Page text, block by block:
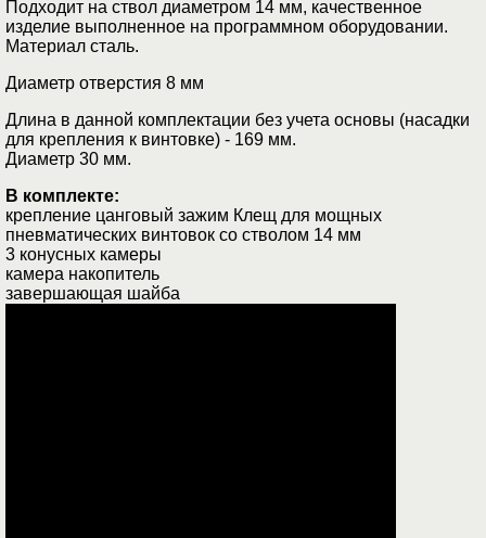
Подходит на ствол диаметром 14 мм, качественное
изделие выполненное на программном оборудовании.
Материал сталь.
Диаметр отверстия 8 мм
Длина в данной комплектации без учета основы (насадки
для крепления к винтовке) ­- 169 мм.
Диаметр 30 мм.
В комплекте:
крепление цанговый зажим Клещ для мощных
пневматических винтовок со стволом 14 мм
3 конусных камеры
камера накопитель
завершающая шайба